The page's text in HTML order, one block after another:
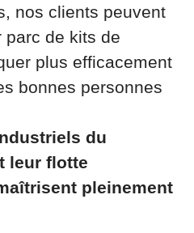
nos clients peuvent
parc de kits de
plus efficacement
bonnes personnes
du
leur flotte
pleinement